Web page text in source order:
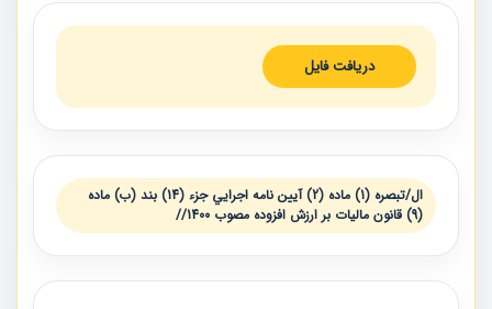
دریافت فایل
ال/تبصره (1) ماده (2) آيين‌ نامه اجرايي جزء (14) بند (ب) ماده
(9) قانون ماليات بر ارزش افزوده مصوب 1400//